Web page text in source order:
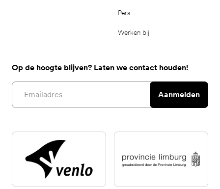
Pers
Werken bij
Op de hoogte blijven? Laten we contact houden!
Email address
Aanmelden